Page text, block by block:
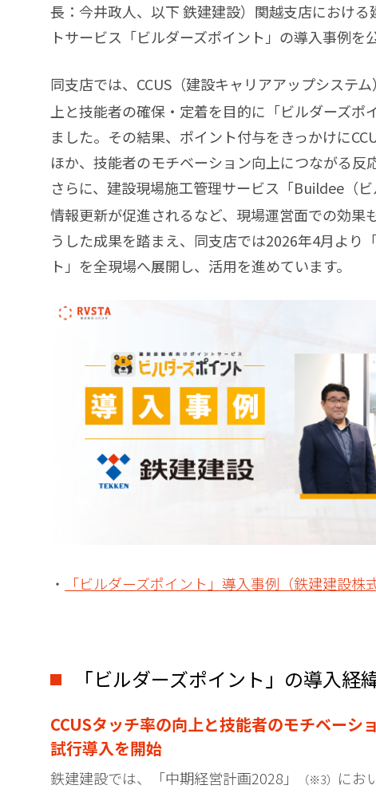
長：今井政人、以下 鉄建建設）関越支店におけ
トサービス「ビルダーズポイント」の導入事例を
同支店では、CCUS（建設キャリアアップシステム）
上と技能者の確保・定着を目的に「ビルダーズポ
ました。その結果、ポイント付与をきっかけに
ほか、技能者のモチベーション向上につながる反
さらに、建設現場施工管理サービス「Buildee（ビ
情報更新が促進されるなど、現場運営面での効果
うした成果を踏まえ、同支店では2026年4月より
ト」を全現場へ展開し、活用を進めています。
・ 「ビルダーズポイント」導入事例（鉄建建設株
「ビルダーズポイント」の導入経
CCUSタッチ率の向上と技能者のモチベーシ
試行導入を開始
鉄建建設では、「中期経営計画2028」 （※3） にお